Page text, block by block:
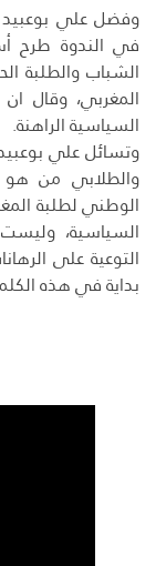
وفضل علي بوعبيد
في الندوة طرح
الشباب والطلبة
المغربي، وقال
السياسية الراهنة.
وتسائل علي
والطلابي من هو
الوطني لطلبة
السياسية،
التوعية على
بداية في هذه